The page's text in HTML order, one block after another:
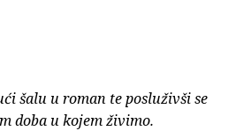
šalu u roman te posluživši se
doba u kojem živimo.